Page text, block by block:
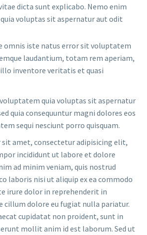
dicta sunt explicabo. Nemo enim
voluptas sit aspernatur aut odit
omnis iste natus error sit voluptatem
laudantium, totam rem aperiam,
illo inventore veritatis et quasi
quia voluptas sit aspernatur
quia consequuntur magni dolores eos
sequi nesciunt porro quisquam.
sit amet, consectetur adipisicing elit,
incididunt ut labore et dolore
ad minim veniam, quis nostrud
laboris nisi ut aliquip ex ea commodo
irure dolor in reprehenderit in
cillum dolore eu fugiat nulla pariatur.
cupidatat non proident, sunt in
mollit anim id est laborum. Sed ut